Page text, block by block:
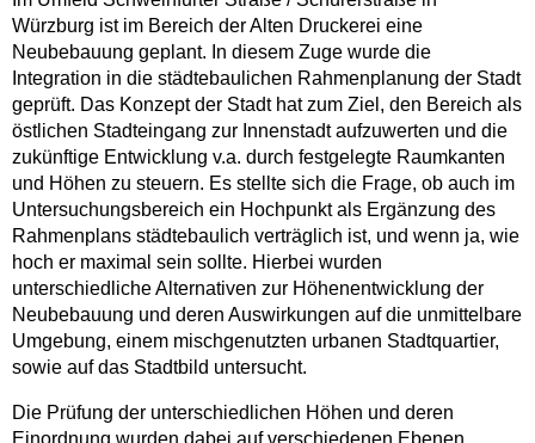
Würzburg ist im Bereich der Alten Druckerei eine
Neubebauung geplant. In diesem Zuge wurde die
Integration in die städtebaulichen Rahmenplanung der Stadt
geprüft. Das Konzept der Stadt hat zum Ziel, den Bereich als
östlichen Stadteingang zur Innenstadt aufzuwerten und die
zukünftige Entwicklung v.a. durch festgelegte Raumkanten
und Höhen zu steuern. Es stellte sich die Frage, ob auch im
Untersuchungsbereich ein Hochpunkt als Ergänzung des
Rahmenplans städtebaulich verträglich ist, und wenn ja, wie
hoch er maximal sein sollte. Hierbei wurden
unterschiedliche Alternativen zur Höhenentwicklung der
Neubebauung und deren Auswirkungen auf die unmittelbare
Umgebung, einem mischgenutzten urbanen Stadtquartier,
sowie auf das Stadtbild untersucht.
Die Prüfung der unterschiedlichen Höhen und deren
Einordnung wurden dabei auf verschiedenen Ebenen